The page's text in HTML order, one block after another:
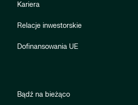
Kariera
Relacje inwestorskie
Dofinansowania UE
Bądź na bieżąco